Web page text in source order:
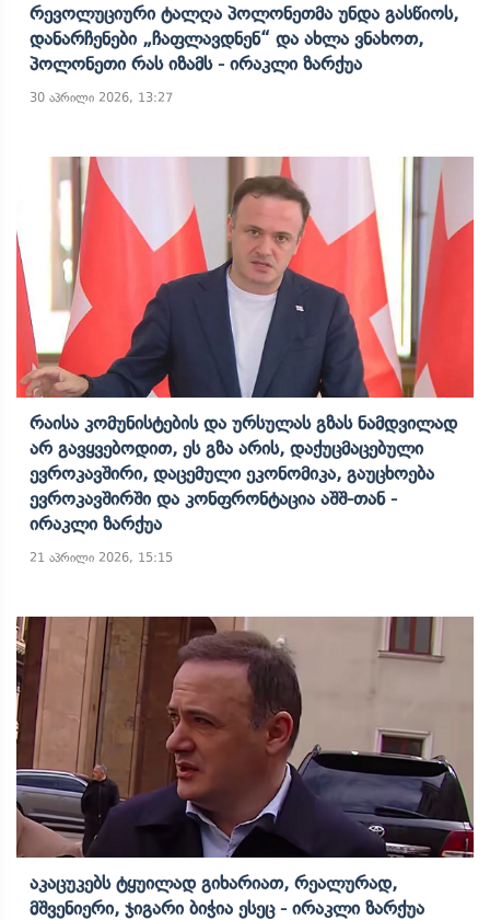
Რევოლუციური Ტალღა Პოლონეთმა Უნდა Გასწიოს,
Დანარჩენები „ჩაფლავდნენ“ Და Ახლა Ვნახოთ,
Პოლონეთი Რას Იზამს - Ირაკლი Ზარქუა
30 აპრილი 2026, 13:27
Რაისა Კომუნისტების Და Ურსულას Გზას Ნამდვილად
Არ Გავყვებოდით, Ეს Გზა Არის, Დაქუცმაცებული
Ევროკავშირი, Დაცემული Ეკონომიკა, Გაუცხოება
Ევროკავშირში Და Კონფრონტაცია Აშშ-Თან -
Ირაკლი Ზარქუა
21 აპრილი 2026, 15:15
Აკაცუკებს Ტყუილად Გიხარიათ, Რეალურად,
Მშვენიერი, Ჯიგარი Ბიჭია Ესეც - Ირაკლი Ზარქუა